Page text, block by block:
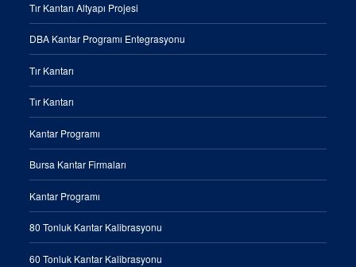
Tır Kantarı Altyapı Projesi
DBA Kantar Programı Entegrasyonu
Tır Kantarı
Tır Kantarı
Kantar Programı
Bursa Kantar Firmaları
Kantar Programı
80 Tonluk Kantar Kalibrasyonu
60 Tonluk Kantar Kalibrasyonu